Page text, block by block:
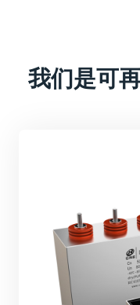
电气特性稳定、使用
点。这些优势使得宸
再生能源领域具有广
定制化解决方案：
针对光伏、风电等新
定制化的薄膜电容器
新能源系统的特殊需
等，确保了电容器
我们是可